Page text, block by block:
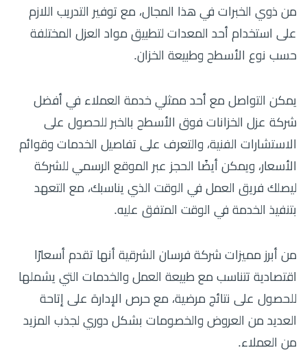
من ذوي الخبرات في هذا المجال، مع توفير التدريب اللازم
على استخدام أحد المعدات لتطبيق مواد العزل المختلفة
حسب نوع الأسطح وطبيعة الخزان.
يمكن التواصل مع أحد ممثلي خدمة العملاء في أفضل
شركة عزل الخزانات فوق الأسطح بالخبر للحصول على
الاستشارات الفنية، والتعرف على تفاصيل الخدمات وقوائم
الأسعار، ويمكن أيضًا الحجز عبر الموقع الرسمي للشركة
ليصلك فريق العمل في الوقت الذي يناسبك، مع التعهد
بتنفيذ الخدمة في الوقت المتفق عليه.
من أبرز مميزات شركة فرسان الشرقية أنها تقدم أسعارًا
اقتصادية تتناسب مع طبيعة العمل والخدمات التي يشملها
للحصول على نتائج مرضية، مع حرص الإدارة على إتاحة
العديد من العروض والخصومات بشكل دوري لجذب المزيد
من العملاء.